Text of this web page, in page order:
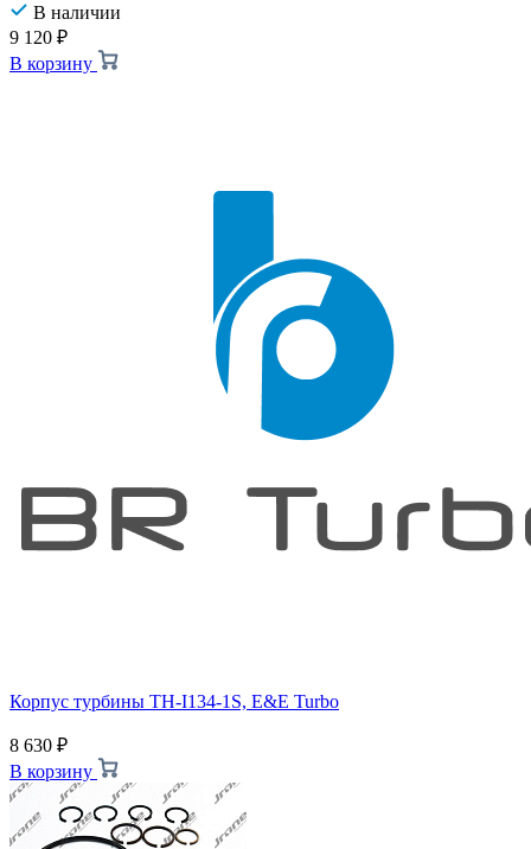
В наличии
9 120 ₽
В корзину
Корпус турбины TH-I134-1S, E&E Turbo
8 630 ₽
В корзину